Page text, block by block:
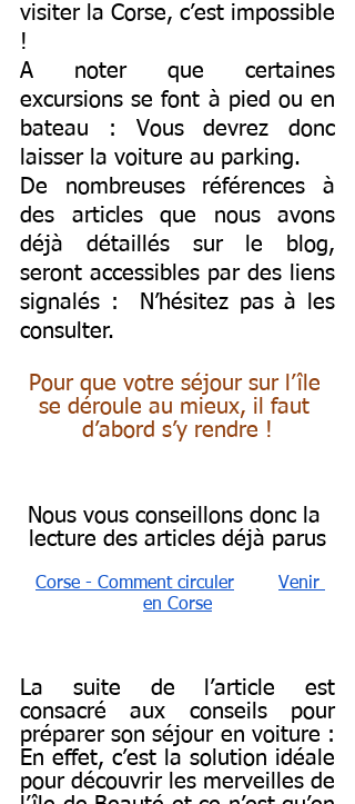
visiter la Corse, c’est impossible
!
A noter que certaines
excursions se font à pied ou en
bateau : Vous devrez donc
laisser la voiture au parking.
De nombreuses références à
des articles que nous avons
déjà détaillés sur le blog,
seront accessibles par des liens
signalés :  N’hésitez pas à les
consulter.
Pour que votre séjour sur l’île
se déroule au mieux, il faut
d’abord s’y rendre !
Nous vous conseillons donc la
lecture des articles déjà parus
Corse - Comment circuler
Venir
en Corse
La suite de l’article est
consacré aux conseils pour
préparer son séjour en voiture :
En effet, c’est la solution idéale
pour découvrir les merveilles de